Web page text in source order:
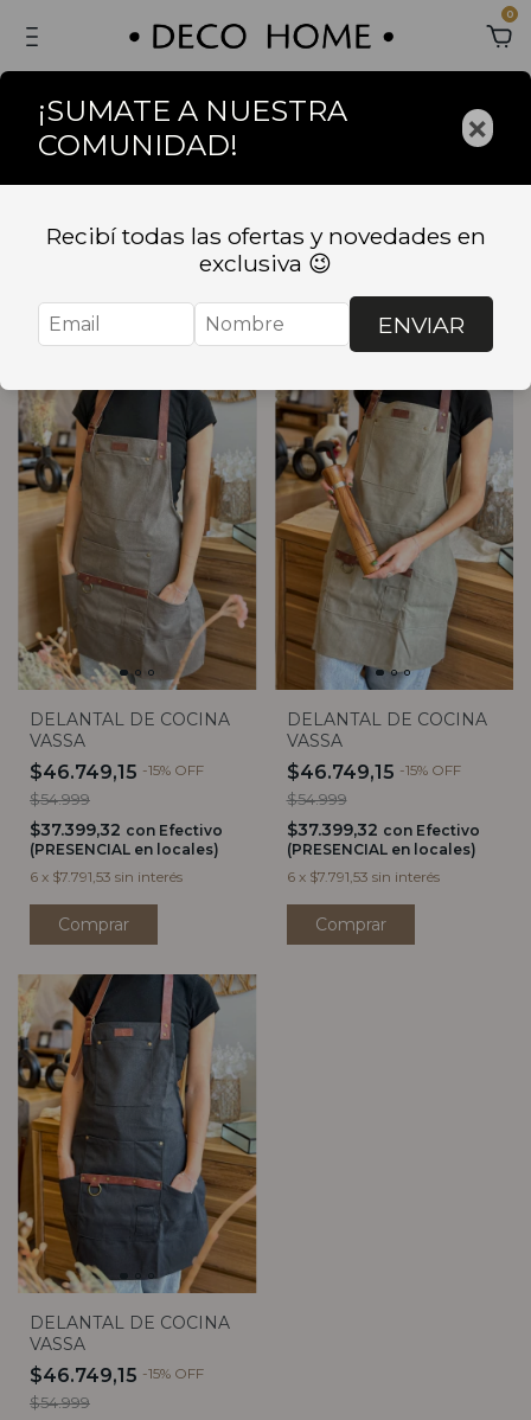
0
Inicio . TEXTIL . DELANTALES
DELANTALES
Filtrar
DELANTAL DE COCINA
VASSA
$46.749,15 -15% OFF
$54.999
$37.399,32 con Efectivo
(PRESENCIAL en locales)
6 x $7.791,53 sin interés
Comprar
DELANTAL DE COCINA
VASSA
$46.749,15 -15% OFF
$54.999
$37.399,32 con Efectivo
(PRESENCIAL en locales)
6 x $7.791,53 sin interés
Comprar
DELANTAL DE COCINA
VASSA
$46.749,15 -15% OFF
$54.999
¡SUMATE A NUESTRA
COMUNIDAD!
×
Recibí todas las ofertas y novedades en
exclusiva 😉
ENVIAR